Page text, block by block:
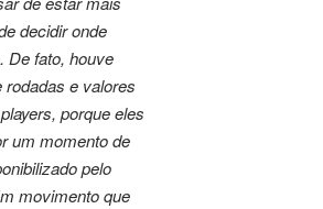
decidir onde
De fato, houve
e valores
porque eles
um momento de
pelo
movimento que